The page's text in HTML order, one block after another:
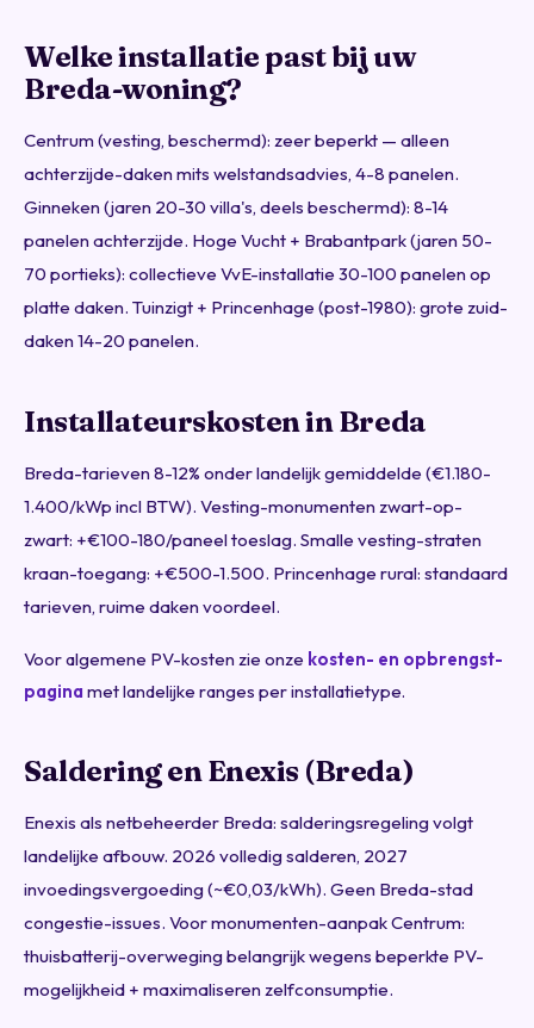
Welke installatie past bij uw
Breda-woning?
Centrum (vesting, beschermd): zeer beperkt — alleen
achterzijde-daken mits welstandsadvies, 4-8 panelen.
Ginneken (jaren 20-30 villa's, deels beschermd): 8-14
panelen achterzijde. Hoge Vucht + Brabantpark (jaren 50-
70 portieks): collectieve VvE-installatie 30-100 panelen op
platte daken. Tuinzigt + Princenhage (post-1980): grote zuid-
daken 14-20 panelen.
Installateurskosten in Breda
Breda-tarieven 8-12% onder landelijk gemiddelde (€1.180-
1.400/kWp incl BTW). Vesting-monumenten zwart-op-
zwart: +€100-180/paneel toeslag. Smalle vesting-straten
kraan-toegang: +€500-1.500. Princenhage rural: standaard
tarieven, ruime daken voordeel.
Voor algemene PV-kosten zie onze kosten- en opbrengst-
pagina met landelijke ranges per installatietype.
Saldering en Enexis (Breda)
Enexis als netbeheerder Breda: salderingsregeling volgt
landelijke afbouw. 2026 volledig salderen, 2027
invoedingsvergoeding (~€0,03/kWh). Geen Breda-stad
congestie-issues. Voor monumenten-aanpak Centrum:
thuisbatterij-overweging belangrijk wegens beperkte PV-
mogelijkheid + maximaliseren zelfconsumptie.